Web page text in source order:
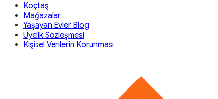
Koçtaş
Mağazalar
Yaşayan Evler Blog
Üyelik Sözleşmesi
Kişisel Verilerin Korunması